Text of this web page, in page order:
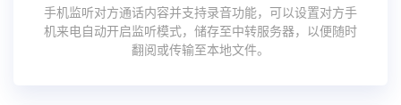
手机监听对方通话内容并支持录音功能，可以设置对方手
机来电自动开启监听模式，储存至中转服务器，以便随时
翻阅或传输至本地文件。